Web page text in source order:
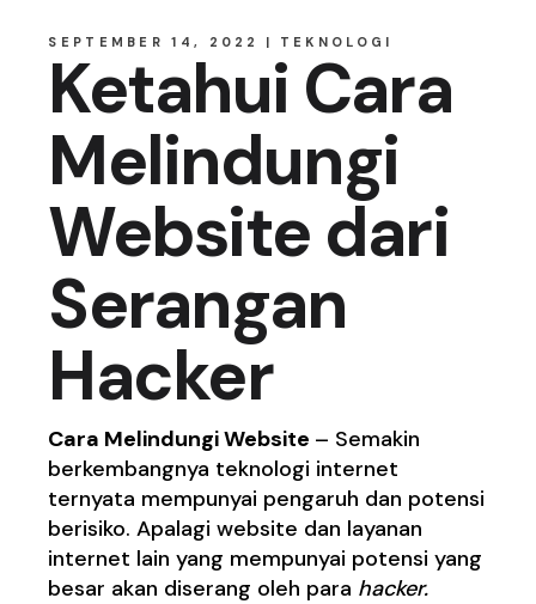
SEPTEMBER 14, 2022 TEKNOLOGI
Ketahui Cara
Melindungi
Website dari
Serangan
Hacker
Cara Melindungi Website – Semakin
berkembangnya teknologi internet
ternyata mempunyai pengaruh dan potensi
berisiko. Apalagi website dan layanan
internet lain yang mempunyai potensi yang
besar akan diserang oleh para hacker.